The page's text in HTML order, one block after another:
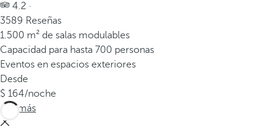
4.2 ·
3589 Reseñas
1.500 m² de salas modulables
Capacidad para hasta 700 personas
Eventos en espacios exteriores
Desde
164/noche
Ver más